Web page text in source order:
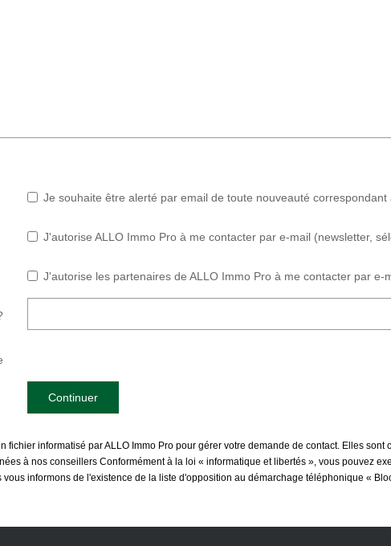
Je souhaite être alerté par email de toute nouveauté
J'autorise ALLO Immo Pro à me contacter par e-mail (newsletter,
J'autorise les partenaires de ALLO Immo Pro à me contacter par e-
Continuer
informatisé par ALLO Immo Pro pour gérer votre demande de contact. Elles
à nos conseillers Conformément à la loi « informatique et libertés », vous pouvez
informons de l'existence de la liste d'opposition au démarchage téléphonique «